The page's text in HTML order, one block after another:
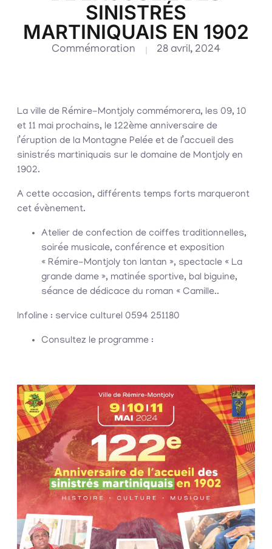
SINISTRÉS
MARTINIQUAIS EN 1902
Commémoration 28 avril, 2024
La ville de Rémire-Montjoly commémorera, les 09, 10
et 11 mai prochains, le 122ème anniversaire de
l’éruption de la Montagne Pelée et de l’accueil des
sinistrés martiniquais sur le domaine de Montjoly en
1902.
A cette occasion, différents temps forts marqueront
cet évènement.
Atelier de confection de coiffes traditionnelles,
soirée musicale, conférence et exposition
« Rémire-Montjoly ton lantan », spectacle « La
grande dame », matinée sportive, bal biguine,
séance de dédicace du roman « Camille..
Infoline : service culturel 0594 251180
Consultez le programme :